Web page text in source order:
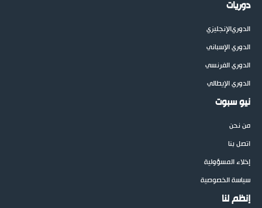
دوريات
الدوريالإنجليزي
الدوري الإسباني
الدوري الفرنسي
الدوري الإيطالي
نيو سبوت
من نحن
اتصل بنا
إخلاء المسؤولية
سياسة الخصوصية
إنظم لنا